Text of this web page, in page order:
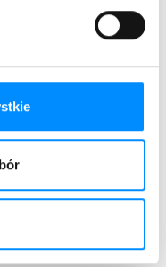
na TikToka,
i
w sieci?
na dodanie
internetowi
zaledwie kilka
stworzone dla
Klientów
się z
internetu